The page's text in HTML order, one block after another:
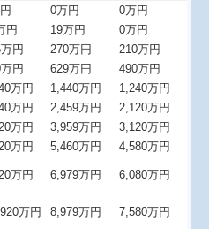
0万円
0万円
円 19万円
0万円
円 270万円
210万円
円 629万円
490万円
万円 1,440万円
1,240万円
万円 2,459万円
2,120万円
万円 3,959万円
3,120万円
万円 5,460万円 4,580万円
万円 6,979万円 6,080万円
万円 8,979万円 7,580万円